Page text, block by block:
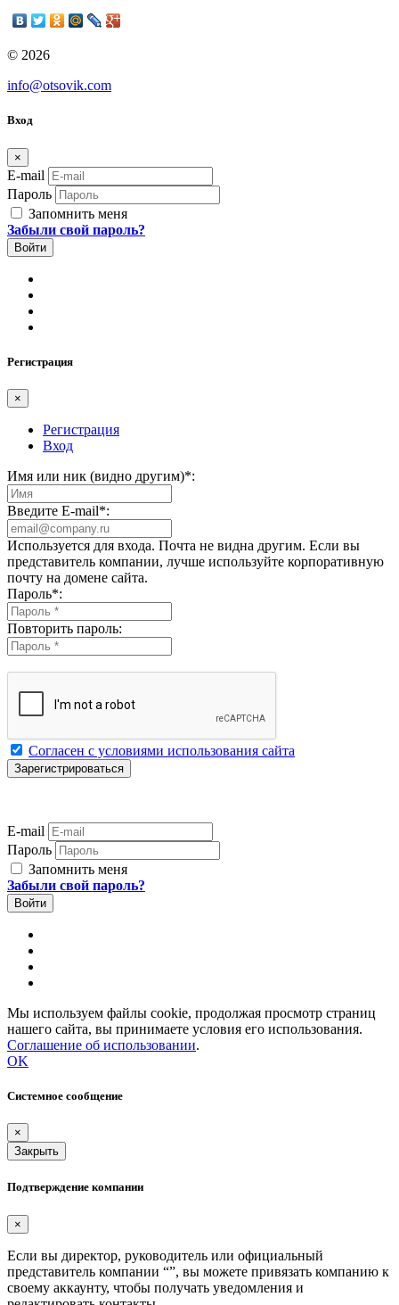
© 2026
info@otsovik.com
Вход
×
E-mail
Пароль
Запомнить меня
Забыли свой пароль?
Регистрация
×
Регистрация
Вход
Имя или ник (видно другим)*:
Введите E-mail*:
Используется для входа. Почта не видна другим. Если вы
представитель компании, лучше используйте корпоративную
почту на домене сайта.
Пароль*:
Повторить пароль:
Согласен с условиями использования сайта
E-mail
Пароль
Запомнить меня
Забыли свой пароль?
Мы используем файлы cookie, продолжая просмотр страниц
нашего сайта, вы принимаете условия его использования.
Соглашение об использовании.
OK
Системное сообщение
×
Закрыть
Подтверждение компании
×
Если вы директор, руководитель или официальный
представитель компании “”, вы можете привязать компанию к
своему аккаунту, чтобы получать уведомления и